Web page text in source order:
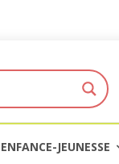
ENFANCE-JEUNESSE